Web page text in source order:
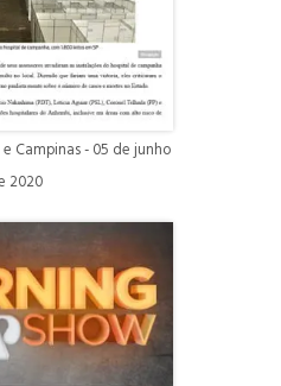
Campinas - 05 de junho
2020